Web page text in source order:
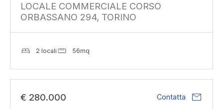
LOCALE COMMERCIALE CORSO
ORBASSANO 294, TORINO
2 locali 56mq
€ 280.000 Contatta mail